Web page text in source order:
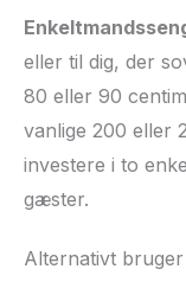
eller til dig, der
80 eller 90
vanlige 200 eller
investere i to
gæster.
Alternativt